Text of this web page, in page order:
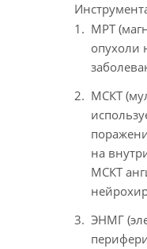
МРТ
опухоли
МСКТ
на
МСКТ
ЭНМГ